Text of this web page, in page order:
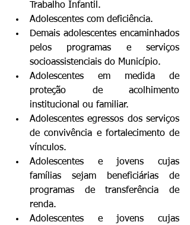
Trabalho Infantil.
Adolescentes com deficiência.
Demais adolescentes encaminhados
pelos programas e serviços
socioassistenciais do Município.
Adolescentes em medida de
proteção de acolhimento
institucional ou familiar.
Adolescentes egressos dos serviços
de convivência e fortalecimento de
vínculos.
Adolescentes e jovens cujas
famílias sejam beneficiárias de
programas de transferência de
renda.
Adolescentes e jovens cujas